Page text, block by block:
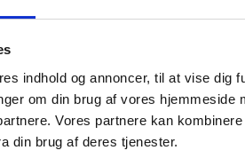
indhold og annoncer, til at vise dig
om din brug af vores hjemmeside
Vores partnere kan
din brug af deres tjenester.
120cm SÆT inkl.
gasbrænder
10139kr.